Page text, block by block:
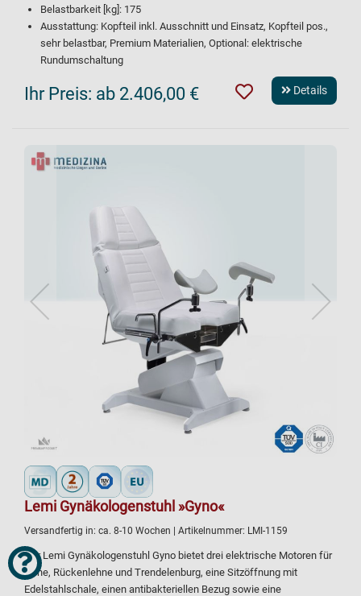
Belastbarkeit [kg]: 175
Ausstattung: Kopfteil inkl. Ausschnitt und Einsatz, Kopfteil pos.,
sehr belastbar, Premium Materialien, Optional: elektrische
Rundumschaltung
Ihr Preis: ab 2.406,00 € Details
Lemi Gynäkologenstuhl »Gyno«
Versandfertig in: ca. 8-10 Wochen | Artikelnummer: LMI-1159
Der Lemi Gynäkologenstuhl Gyno bietet drei elektrische Motoren für
Höhe, Rückenlehne und Trendelenburg, eine Sitzöffnung mit
Edelstahlschale, einen antibakteriellen Bezug sowie eine